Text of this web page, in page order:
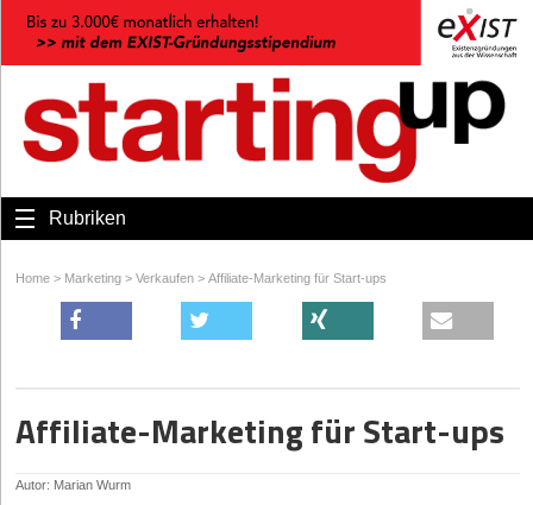
Rubriken
Home > Marketing > Verkaufen > Affiliate-Marketing für Start-ups
Affiliate-Marketing für Start-ups
Autor: Marian Wurm